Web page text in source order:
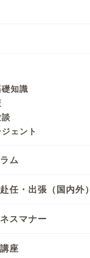
知識
ェント
ム
任・出張（国内外）
スマナー
座